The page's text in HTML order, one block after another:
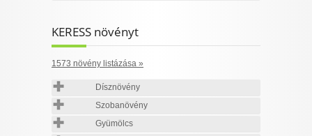
KERESS növényt
1573 növény listázása »
Dísznövény
Szobanövény
Gyümölcs